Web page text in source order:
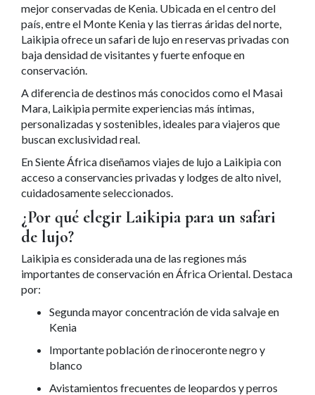
mejor conservadas de Kenia. Ubicada en el centro del
país, entre el Monte Kenia y las tierras áridas del norte,
Laikipia ofrece un safari de lujo en reservas privadas con
baja densidad de visitantes y fuerte enfoque en
conservación.
A diferencia de destinos más conocidos como el Masai
Mara, Laikipia permite experiencias más íntimas,
personalizadas y sostenibles, ideales para viajeros que
buscan exclusividad real.
En Siente África diseñamos viajes de lujo a Laikipia con
acceso a conservancies privadas y lodges de alto nivel,
cuidadosamente seleccionados.
¿Por qué elegir Laikipia para un safari
de lujo?
Laikipia es considerada una de las regiones más
importantes de conservación en África Oriental. Destaca
por:
Segunda mayor concentración de vida salvaje en
Kenia
Importante población de rinoceronte negro y
blanco
Avistamientos frecuentes de leopardos y perros